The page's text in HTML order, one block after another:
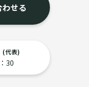
せる
(代表)
30